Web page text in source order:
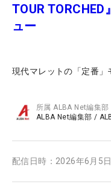
TOUR
ュー
現代マレットの「定番」
所属ALBA Net編集部
ALBA Net編集部 /
配信日時： 2026年6月5